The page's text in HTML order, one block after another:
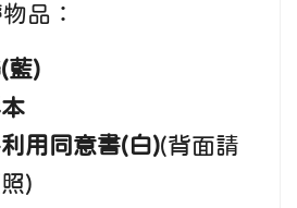
品：
藍)
用同意書(白)(背面請
)